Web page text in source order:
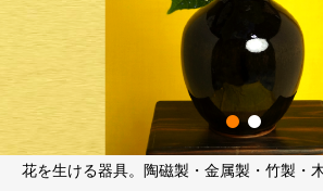
花を生ける器具。陶磁製・金属製・竹製・